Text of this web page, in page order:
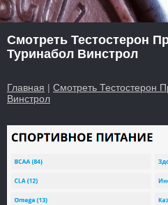
Смотреть Тестостерон
Туринабол Винстрол
Главная | Смотреть Тестостерон
Винстрол